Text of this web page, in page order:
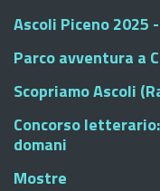
Ascoli Piceno 2025
Parco avventura a
Scopriamo Ascoli
Concorso
domani
Mostre